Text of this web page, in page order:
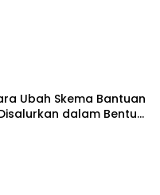
Ubah Skema Bantuan
dalam Bentuk
Juta